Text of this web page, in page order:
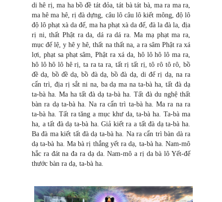
di hê rị, ma ha bồ đề tát đỏa, tát bà tát bà, ma ra ma ra,
ma hê ma hê, rị đà dựng, câu lô câu lô kiết mông, độ lô
độ lô phạt xà da đế, ma ha phạt xà da đế, đà la đà la, địa
rị ni, thất Phật ra da, dá ra dá ra. Ma mạ phạt ma ra,
mục đế lệ, y hê y hê, thất na thất na, a ra sâm Phật ra xá
lợi, phạt sa phạt sâm, Phật ra xá da, hô lô hô lô ma ra,
hô lô hô lô hê rị, ta ra ta ra, tất rị tất rị, tô rô tô rô, bồ
đề dạ, bồ đề dạ, bồ đà dạ, bồ đà dạ, di đế rị dạ, na ra
cẩn trì, địa rị sắt ni na, ba dạ ma na ta-bà ha, tất đà dạ
ta-bà ha. Ma ha tất đà dạ ta-bà ha. Tất đà du nghệ thất
bàn ra dạ ta-bà ha. Na ra cẩn trì ta-bà ha. Ma ra na ra
ta-bà ha. Tất ra tăng a mục khư da, ta-bà ha. Ta-bà ma
ha, a tất đà dạ ta-bà ha. Giả kiết ra a tất đà dạ ta-bà ha.
Ba đà ma kiết tất đà dạ ta-bà ha. Na ra cẩn trì bàn dà ra
dạ ta-bà ha. Ma bà rị thắng yết ra dạ, ta-bà ha. Nam-mô
hắc ra đát na đa ra dạ da. Nam-mô a rị da bà lô Yết-đế
thước bàn ra dạ, ta-bà ha.